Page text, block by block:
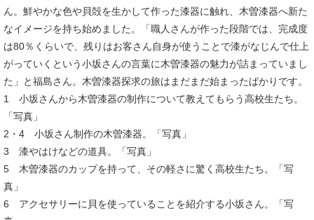
ん。鮮やかな色や貝殻を生かして作った漆器に触れ、木曽漆器へ新た
なイメージを持ち始めました。「職人さんが作った段階では、完成度
は80％くらいで、残りはお客さん自身が使うことで漆がなじんで仕上
がっていくという小坂さんの言葉に木曽漆器の魅力が詰まっていまし
た」と福島さん。木曽漆器探求の旅はまだまだ始まったばかりです。
1 小坂さんから木曽漆器の制作について教えてもらう高校生たち。
「写真」
2・4 小坂さん制作の木曽漆器。「写真」
3 漆やはけなどの道具。「写真」
5 木曽漆器のカップを持って、その軽さに驚く高校生たち。「写
真」
6 アクセサリーに貝を使っていることを紹介する小坂さん。「写